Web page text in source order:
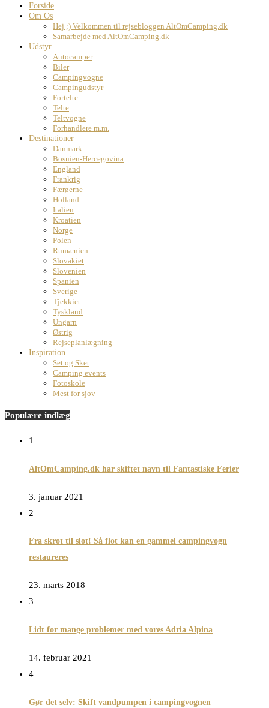
Forside
Om Os
Hej ;) Velkommen til rejsebloggen AltOmCamping.dk
Samarbejde med AltOmCamping.dk
Udstyr
Autocamper
Biler
Campingvogne
Campingudstyr
Fortelte
Telte
Teltvogne
Forhandlere m.m.
Destinationer
Danmark
Bosnien-Hercegovina
England
Frankrig
Færøerne
Holland
Italien
Kroatien
Norge
Polen
Rumænien
Slovakiet
Slovenien
Spanien
Sverige
Tjekkiet
Tyskland
Ungarn
Østrig
Rejseplanlægning
Inspiration
Set og Sket
Camping events
Fotoskole
Mest for sjov
Populære indlæg
1
AltOmCamping.dk har skiftet navn til Fantastiske Ferier
3. januar 2021
2
Fra skrot til slot! Så flot kan en gammel campingvogn
restaureres
23. marts 2018
3
Lidt for mange problemer med vores Adria Alpina
14. februar 2021
4
Gør det selv: Skift vandpumpen i campingvognen